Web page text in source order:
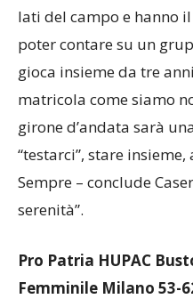
lati del campo e hanno
poter contare su un
gioca insieme da tre
matricola come siamo
girone d’andata sarà
“testarci”, stare
Sempre – conclude
serenità”.
Pro Patria HUPAC
Femminile Milano 53-